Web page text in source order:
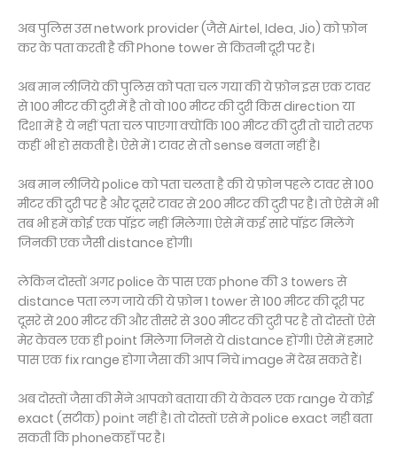
अब पुलिस उस network provider (जैसे Airtel, Idea, Jio) को फ़ोन
कर के पता करती है की Phone tower से कितनी दूरी पर है।
अब मान लीजिये की पुलिस को पता चल गया की ये फ़ोन इस एक टावर
से 100 मीटर की दुरी में है तो वो 100 मीटर की दुरी किस direction या
दिशा में है ये नहीं पता चल पाएगा क्योंकि 100 मीटर की दुरी तो चारो तरफ
कहीं भी हो सकती है। ऐसे में 1 टावर से तो sense बनता नहीं है।
अब मान लीजिये police को पता चलता है की ये फ़ोन पहले टावर से 100
मीटर की दुरी पर है और दूसरे टावर से 200 मीटर की दुरी पर है। तो ऐसे में भी
तब भी हमें कोई एक पॉइंट नहीं मिलेगा। ऐसे में कई सारे पॉइंट मिलेंगे
जिनकी एक जैसी distance होगी।
लेकिन दोस्तों अगर police के पास एक phone की 3 towers से
distance पता लग जाये की ये फ़ोन 1 tower से 100 मीटर की दूरी पर
दूसरे से 200 मीटर की और तीसरे से 300 मीटर की दुरी पर है तो दोस्तों ऐसे
मेर केवल एक ही point मिलेगा जिनसे ये distance होंगी। ऐसे में हमारे
पास एक fix range होगा जैसा की आप निचे image में देख सकते हैं।
अब दोस्तों जैसा की मैंने आपको बताया की ये केवल एक range ये कोई
exact (सटीक) point नहीं है। तो दोस्तों एसे मे police exact नही बता
सकती कि phoneकहाँ पर है।